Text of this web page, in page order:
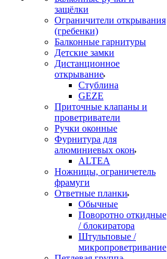
защёлки
Ограничители открывания
(гребенки)
Балконные гарнитуры
Детские замки
Дистанционное
открывание
Стублина
GEZE
Приточные клапаны и
проветриватели
Ручки оконные
Фурнитура для
алюминиевых окон
ALTEA
Ножницы, ограничетель
фрамуги
Ответные планки
Обычные
Поворотно откидные
/ блокиратора
Штульповые /
микропроветривание